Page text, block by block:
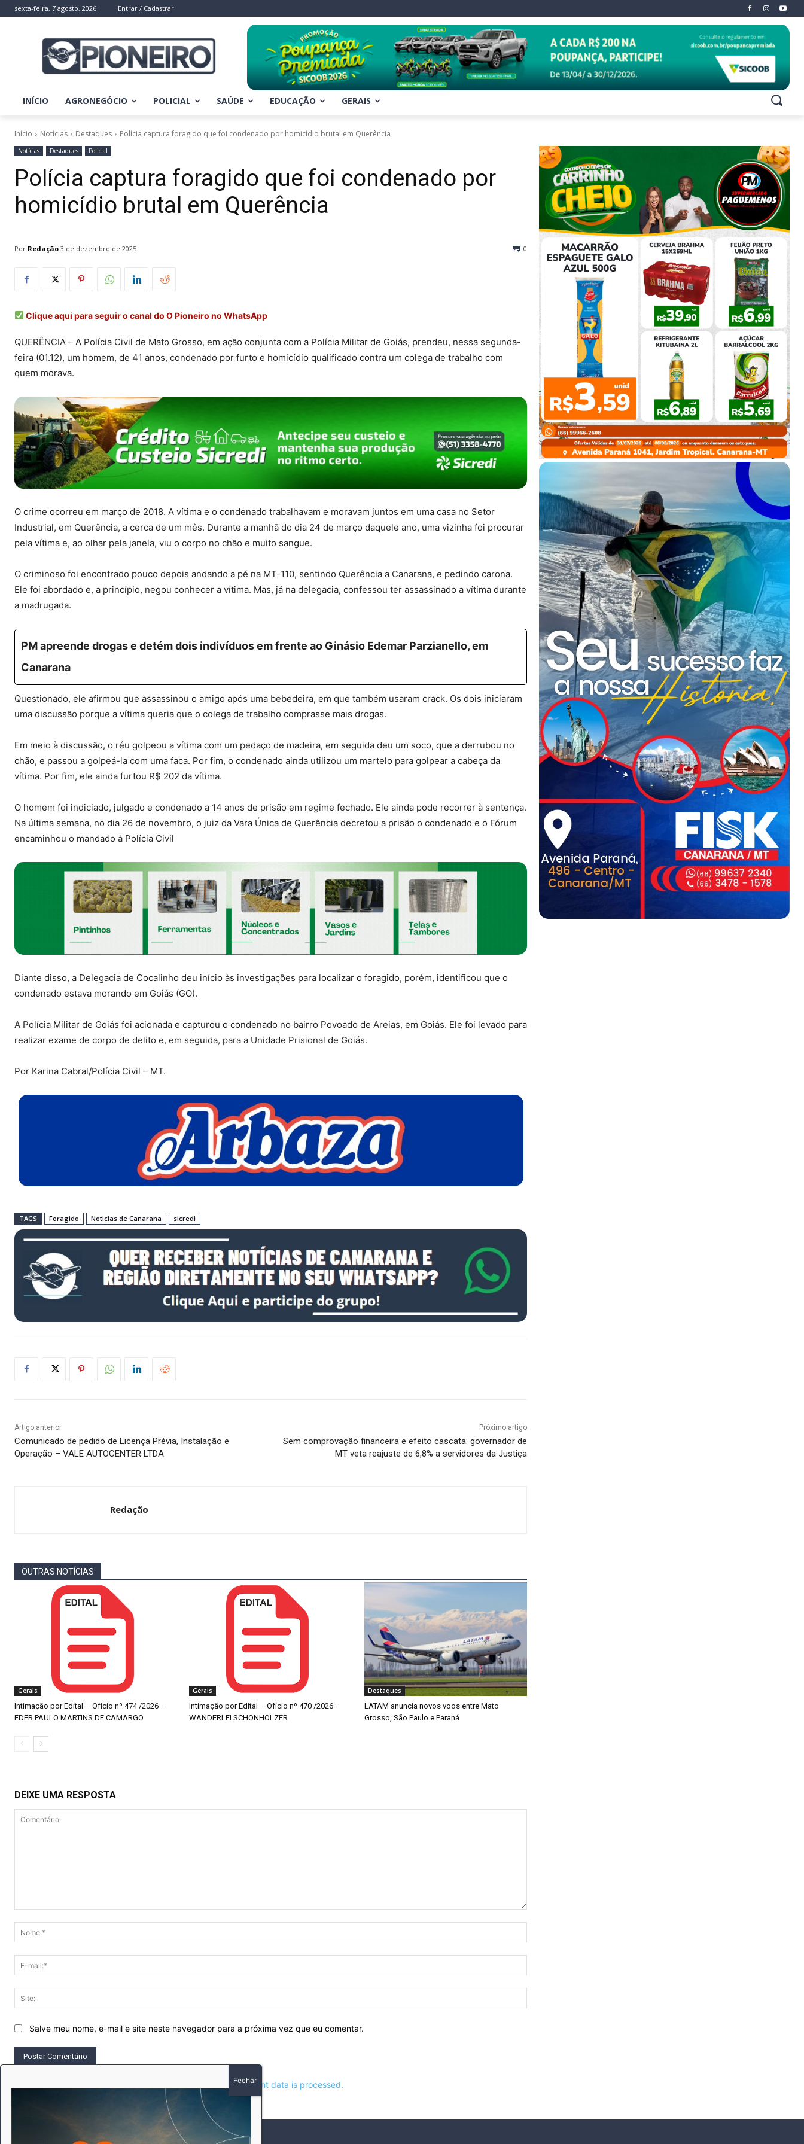
sexta-feira, 7 agosto, 2026 Entrar / Cadastrar
INÍCIO AGRONEGÓCIO POLICIAL SAÚDE EDUCAÇÃO GERAIS
Início Notícias Destaques Polícia captura foragido que foi condenado por homicídio brutal em Querência
Notícias Destaques Policial
Polícia captura foragido que foi condenado por
homicídio brutal em Querência
Por Redação 0
3 de dezembro de 2025
Clique aqui para seguir o canal do O Pioneiro no WhatsApp
QUERÊNCIA – A Polícia Civil de Mato Grosso, em ação conjunta com a Polícia Militar de Goiás, prendeu, nessa segunda-
feira (01.12), um homem, de 41 anos, condenado por furto e homicídio qualificado contra um colega de trabalho com
quem morava.
O crime ocorreu em março de 2018. A vítima e o condenado trabalhavam e moravam juntos em uma casa no Setor
Industrial, em Querência, a cerca de um mês. Durante a manhã do dia 24 de março daquele ano, uma vizinha foi procurar
pela vítima e, ao olhar pela janela, viu o corpo no chão e muito sangue.
O criminoso foi encontrado pouco depois andando a pé na MT-110, sentindo Querência a Canarana, e pedindo carona.
Ele foi abordado e, a princípio, negou conhecer a vítima. Mas, já na delegacia, confessou ter assassinado a vítima durante
a madrugada.
PM apreende drogas e detém dois indivíduos em frente ao Ginásio Edemar Parzianello, em
Canarana
Questionado, ele afirmou que assassinou o amigo após uma bebedeira, em que também usaram crack. Os dois iniciaram
uma discussão porque a vítima queria que o colega de trabalho comprasse mais drogas.
Em meio à discussão, o réu golpeou a vítima com um pedaço de madeira, em seguida deu um soco, que a derrubou no
chão, e passou a golpeá-la com uma faca. Por fim, o condenado ainda utilizou um martelo para golpear a cabeça da
vítima. Por fim, ele ainda furtou R$ 202 da vítima.
O homem foi indiciado, julgado e condenado a 14 anos de prisão em regime fechado. Ele ainda pode recorrer à sentença.
Na última semana, no dia 26 de novembro, o juiz da Vara Única de Querência decretou a prisão o condenado e o Fórum
encaminhou o mandado à Polícia Civil
Diante disso, a Delegacia de Cocalinho deu início às investigações para localizar o foragido, porém, identificou que o
condenado estava morando em Goiás (GO).
A Polícia Militar de Goiás foi acionada e capturou o condenado no bairro Povoado de Areias, em Goiás. Ele foi levado para
realizar exame de corpo de delito e, em seguida, para a Unidade Prisional de Goiás.
Por Karina Cabral/Polícia Civil – MT.
TAGS Foragido Noticias de Canarana sicredi
Artigo anterior
Comunicado de pedido de Licença Prévia, Instalação e
Operação – VALE AUTOCENTER LTDA
Próximo artigo
Sem comprovação financeira e efeito cascata: governador de
MT veta reajuste de 6,8% a servidores da Justiça
Redação
OUTRAS NOTÍCIAS
Gerais
Intimação por Edital – Ofício nº 474 /2026 –
EDER PAULO MARTINS DE CAMARGO
Gerais
Intimação por Edital – Ofício nº 470 /2026 –
WANDERLEI SCHONHOLZER
Destaques
LATAM anuncia novos voos entre Mato
Grosso, São Paulo e Paraná
DEIXE UMA RESPOSTA
mail:*
Salve meu nome, e-mail e site neste navegador para a próxima vez que eu comentar.
Learn how your comment data is processed.